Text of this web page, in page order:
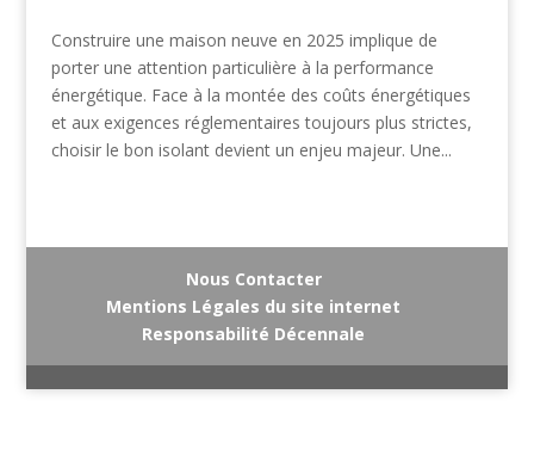
Construire une maison neuve en 2025 implique de
porter une attention particulière à la performance
énergétique. Face à la montée des coûts énergétiques
et aux exigences réglementaires toujours plus strictes,
choisir le bon isolant devient un enjeu majeur. Une...
Nous Contacter
Mentions Légales du site internet
Responsabilité Décennale